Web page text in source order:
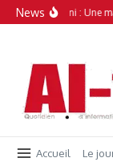
Aller au contenu
News
Simamboini : Une
Accueil Le